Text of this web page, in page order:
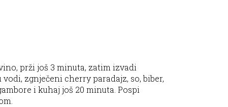
prži još 3 minuta, zatim izvadi
zgnječeni cherry paradajz, so, biber,
i kuhaj još 20 minuta. Pospi